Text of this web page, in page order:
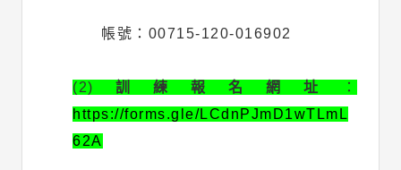
帳號：00715-120-016902
(2) 訓練報名網址
：
https://forms.gle/LCdnPJmD1wTLmL
62A